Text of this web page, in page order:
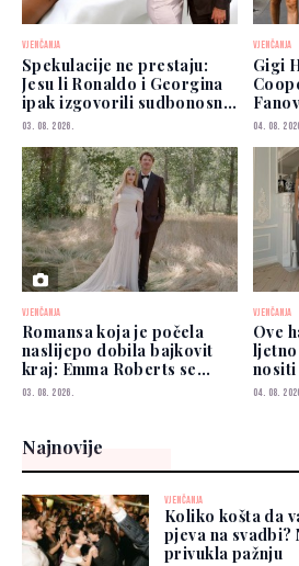
VJENČANJA
Spekulacije ne prestaju:
Jesu li Ronaldo i Georgina
ipak izgovorili sudbonosno
"da"?
03. 08. 2026.
VJENČANJA
Gigi
04. 08.
VJENČANJA
Romansa koja je počela
naslijepo dobila bajkovit
kraj: Emma Roberts se
udala
03. 08. 2026.
VJENČANJA
Ove
ljetno
nositi
04. 08.
Najnovije
VJENČANJA
Koliko košta da
pjeva na
privukla pažnju